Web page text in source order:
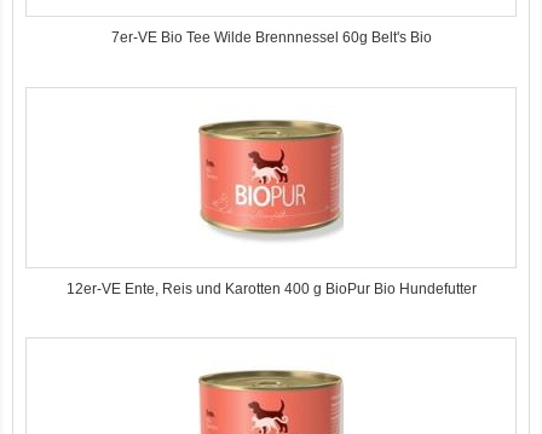
7er-VE Bio Tee Wilde Brennnessel 60g Belt's Bio
12er-VE Ente, Reis und Karotten 400 g BioPur Bio Hundefutter